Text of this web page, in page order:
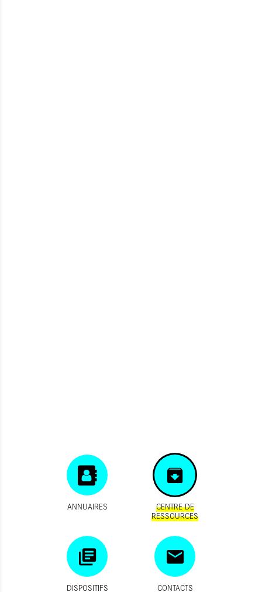
ANNUAIRES
CENTRE DE
RESSOURCES
DISPOSITIFS
CONTACTS